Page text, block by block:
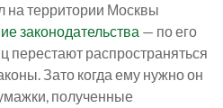
на территории Москвы
законодательства — по его
перестают распространяться
Зато когда ему нужно он
полученные